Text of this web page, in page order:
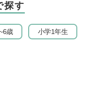
探す
歳 小学1年生